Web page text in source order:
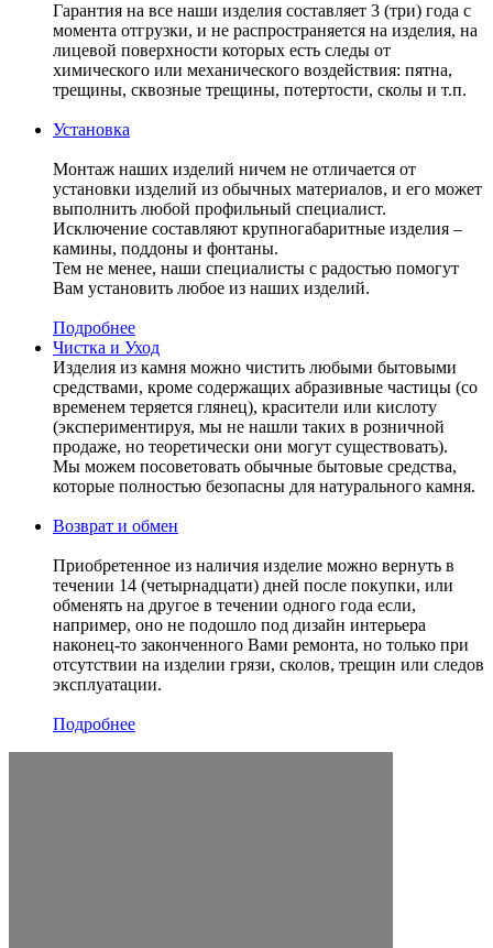
Гарантия на все наши изделия составляет 3 (три) года с
момента отгрузки, и не распространяется на изделия, на
лицевой поверхности которых есть следы от
химического или механического воздействия: пятна,
трещины, сквозные трещины, потертости, сколы и т.п.
Установка
Монтаж наших изделий ничем не отличается от
установки изделий из обычных материалов, и его может
выполнить любой профильный специалист.
Исключение составляют крупногабаритные изделия –
камины, поддоны и фонтаны.
Тем не менее, наши специалисты с радостью помогут
Вам установить любое из наших изделий.
Подробнее
Чистка и Уход
Изделия из камня можно чистить любыми бытовыми
средствами, кроме содержащих абразивные частицы (со
временем теряется глянец), красители или кислоту
(экспериментируя, мы не нашли таких в розничной
продаже, но теоретически они могут существовать).
Мы можем посоветовать обычные бытовые средства,
которые полностью безопасны для натурального камня.
Возврат и обмен
Приобретенное из наличия изделие можно вернуть в
течении 14 (четырнадцати) дней после покупки, или
обменять на другое в течении одного года если,
например, оно не подошло под дизайн интерьера
наконец-то законченного Вами ремонта, но только при
отсутствии на изделии грязи, сколов, трещин или следов
эксплуатации.
Подробнее